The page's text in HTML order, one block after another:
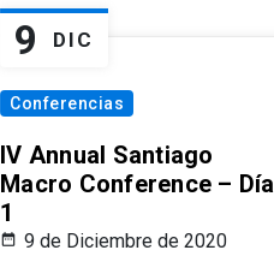
9 DIC
Conferencias
IV Annual Santiago
Macro Conference – Día
1
9 de Diciembre de 2020